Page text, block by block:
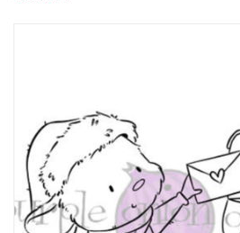
Mallen
Stempels
Stempelinkt